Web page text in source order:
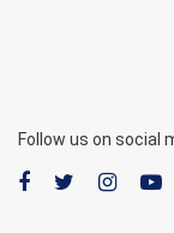
Follow us on social